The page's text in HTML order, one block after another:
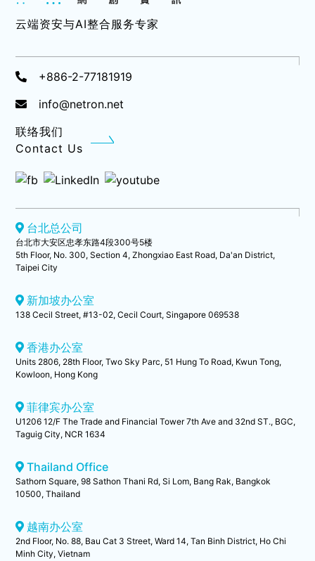
云端资安与AI整合服务专家
+886-2-77181919
info@netron.net
联络我们
Contact Us
台北总公司
台北市大安区忠孝东路4段300号5楼
5th Floor, No. 300, Section 4, Zhongxiao East Road, Da'an District,
Taipei City
新加坡办公室
138 Cecil Street, #13-02, Cecil Court, Singapore 069538
香港办公室
Units 2806, 28th Floor, Two Sky Parc, 51 Hung To Road, Kwun Tong,
Kowloon, Hong Kong
菲律宾办公室
U1206 12/F The Trade and Financial Tower 7th Ave and 32nd ST., BGC,
Taguig City, NCR 1634
Thailand Office
Sathorn Square, 98 Sathon Thani Rd, Si Lom, Bang Rak, Bangkok
10500, Thailand
越南办公室
2nd Floor, No. 88, Bau Cat 3 Street, Ward 14, Tan Binh District, Ho Chi
Minh City, Vietnam